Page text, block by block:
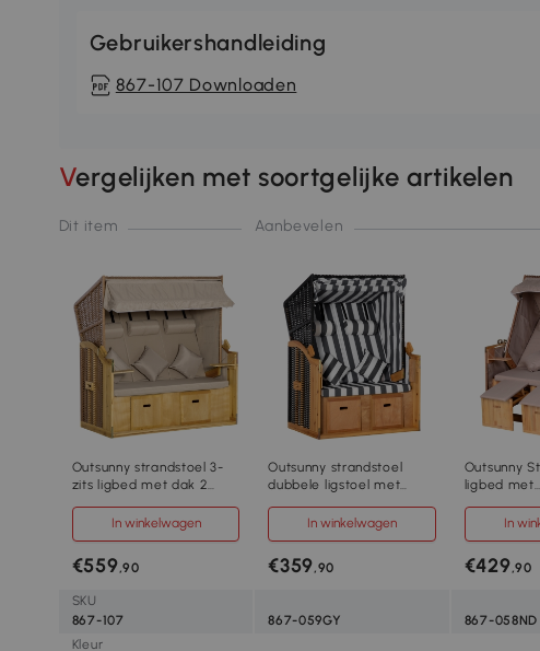
Gebruikershandleiding
867-107 Downloaden
Vergelijken met soortgelijke artikelen
SKU
Kleur
Dit item
Outsunny strandstoel 3-
zits ligbed met dak 2
chaise longue 5-traps
rugleuning XXL polyrotan
naturel 150 x 79 x 160 cm
In winkelwagen
€559,90
867-107
Aanbevelen
Outsunny strandstoel
dubbele ligstoel met
In winkelwagen
€359,90
867-059GY
Outsunny
ligbed met
beige
In
€429,90
867-058ND